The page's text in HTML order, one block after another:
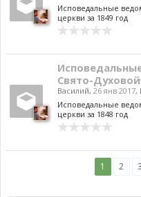
Исповедальные
церкви за 1849 год
Свято-
Василий, 26 янв 2017,
Исповедальные
церкви за 1848 год
1 2 3